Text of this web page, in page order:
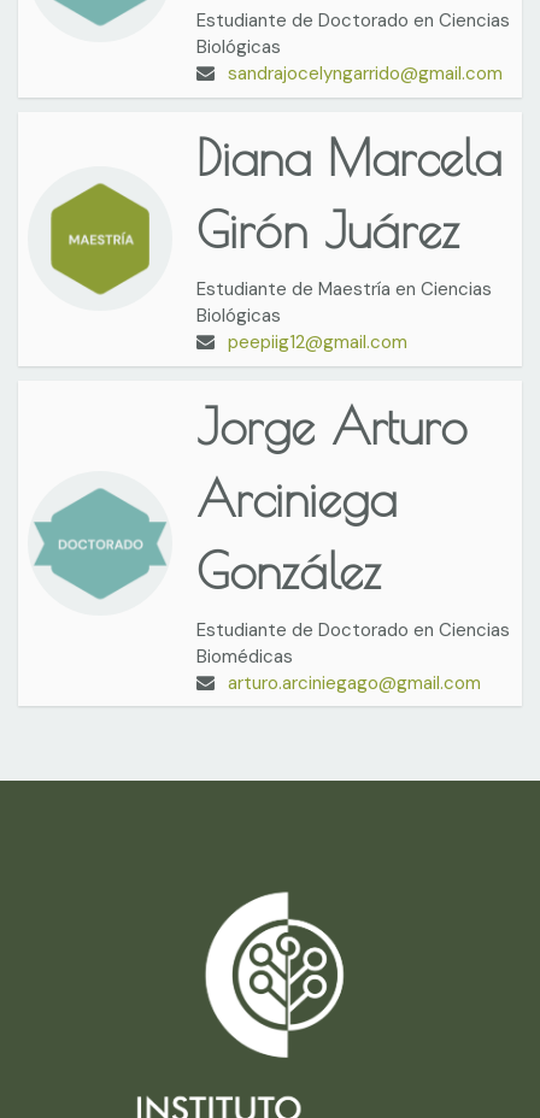
Estudiante de Doctorado en Ciencias
Biológicas
sandrajocelyngarrido@gmail.com
Diana Marcela
Girón Juárez
Estudiante de Maestría en Ciencias
Biológicas
peepiig12@gmail.com
Jorge Arturo
Arciniega
González
Estudiante de Doctorado en Ciencias
Biomédicas
arturo.arciniegago@gmail.com